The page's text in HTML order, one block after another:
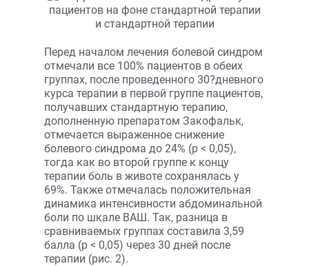
Перед началом лечения болевой синдром
отмечали все 100% пациентов в обеих
группах, после проведенного 30?дневного
курса терапии в первой группе пациентов,
получавших стандартную терапию,
дополненную препаратом Закофальк,
отмечается выраженное снижение
болевого синдрома до 24% (р < 0,05),
тогда как во второй группе к концу
терапии боль в животе сохранялась у
69%. Также отмечалась положительная
динамика интенсивности абдоминальной
боли по шкале ВАШ. Так, разница в
сравниваемых группах составила 3,59
балла (р < 0,05) через 30 дней после
терапии (рис. 2).